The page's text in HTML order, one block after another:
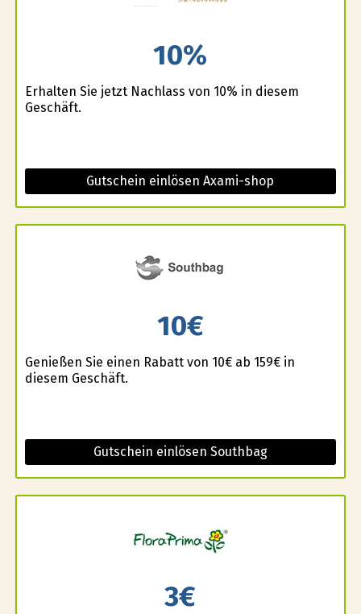
10%
Erhalten Sie jetzt Nachlass von 10% in diesem
Geschäft.
Gutschein einlösen Axami-shop
10€
Genießen Sie einen Rabatt von 10€ ab 159€ in
diesem Geschäft.
Gutschein einlösen Southbag
3€